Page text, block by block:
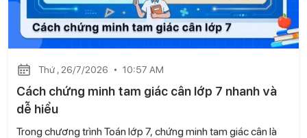
Thứ , 26/7/2026 10:57 AM
Cách chứng minh tam giác cân lớp 7 nhanh và
dễ hiểu
Trong chương trình Toán lớp 7, chứng minh tam giác cân là